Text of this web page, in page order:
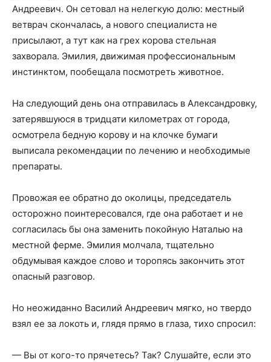
Андреевич. Он сетовал на нелегкую долю: местный
ветврач скончалась, а нового специалиста не
присылают, а тут как на грех корова стельная
захворала. Эмилия, движимая профессиональным
инстинктом, пообещала посмотреть животное.
На следующий день она отправилась в Александровку,
затерявшуюся в тридцати километрах от города,
осмотрела бедную корову и на клочке бумаги
выписала рекомендации по лечению и необходимые
препараты.
Провожая ее обратно до околицы, председатель
осторожно поинтересовался, где она работает и не
согласилась бы она заменить покойную Наталью на
местной ферме. Эмилия молчала, тщательно
обдумывая каждое слово и торопясь закончить этот
опасный разговор.
Но неожиданно Василий Андреевич мягко, но твердо
взял ее за локоть и, глядя прямо в глаза, тихо спросил:
— Вы от кого-то прячетесь? Так? Слушайте, если это